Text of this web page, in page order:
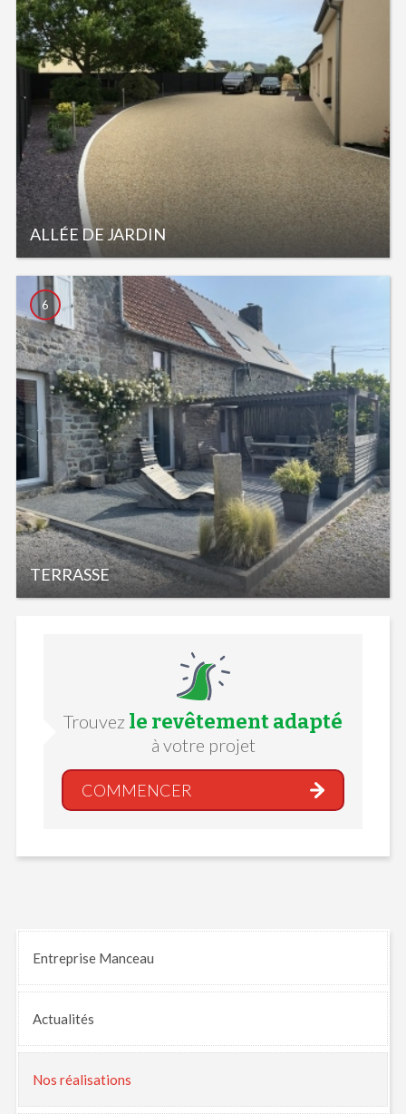
ALLÉE DE JARDIN
TERRASSE
6
Trouvez le revêtement adapté
à votre projet
COMMENCER
Entreprise Manceau
Actualités
Nos réalisations